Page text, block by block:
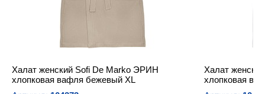
Халат женский Sofi De Marko ЭРИН
хлопковая вафля бежевый XL
Халат
хлопковая